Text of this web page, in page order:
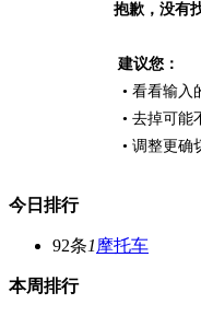
抱歉，没有
建议您：
• 看看输入
• 去掉可能
• 调整更确
今日排行
92条1 摩托车
本周排行